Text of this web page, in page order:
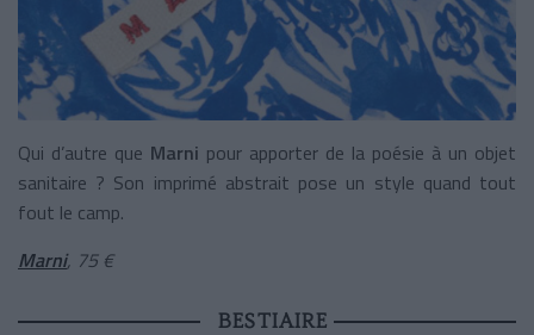
Qui d’autre que Marni pour apporter de la poésie à un objet
sanitaire ? Son imprimé abstrait pose un style quand tout
fout le camp.
Marni, 75 €
BESTIAIRE